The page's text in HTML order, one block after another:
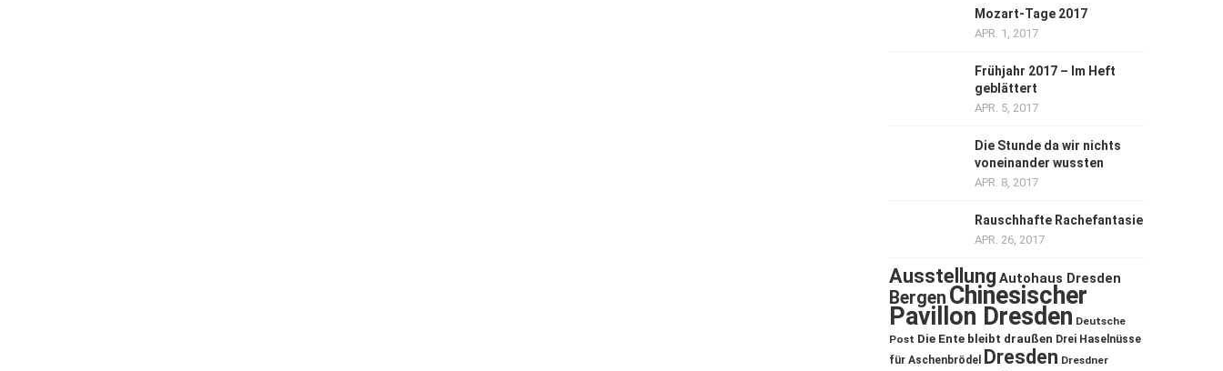
Mozart-Tage 2017
APR. 1, 2017
Frühjahr 2017 – Im Heft
geblättert
APR. 5, 2017
Die Stunde da wir nichts
voneinander wussten
APR. 8, 2017
Rauschhafte Rachefantasie
APR. 26, 2017
Ausstellung Autohaus Dresden
Bergen Chinesischer
Pavillon Dresden Deutsche
Post Die Ente bleibt draußen Drei Haselnüsse
für Aschenbrödel
Dresden Dresdner